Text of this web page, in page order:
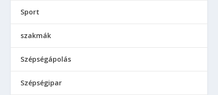
Sport
szakmák
Szépségápolás
Szépségipar